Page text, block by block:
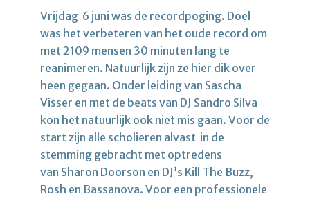
Vrijdag 6 juni was de recordpoging. Doel
was het verbeteren van het oude record om
met 2109 mensen 30 minuten lang te
reanimeren. Natuurlijk zijn ze hier dik over
heen gegaan. Onder leiding van Sascha
Visser en met de beats van DJ Sandro Silva
kon het natuurlijk ook niet mis gaan. Voor de
start zijn alle scholieren alvast in de
stemming gebracht met optredens
van Sharon Doorson en DJ’s Kill The Buzz,
Rosh en Bassanova. Voor een professionele